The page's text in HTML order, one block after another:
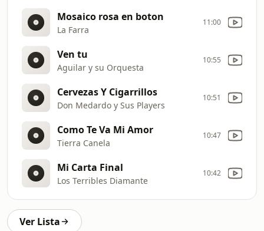
Mosaico rosa en boton
La Farra
11:00
Ven tu
Aguilar y su Orquesta
10:55
Cervezas Y Cigarrillos
Don Medardo y Sus Players
10:51
Como Te Va Mi Amor
Tierra Canela
10:47
Mi Carta Final
Los Terribles Diamante
10:42
Ver Lista